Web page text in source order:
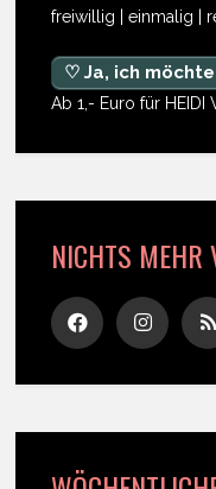
freiwillig | einmalig |
♡ Ja, ich
Ab 1,- Euro für HEIDI
NICHTS MEHR